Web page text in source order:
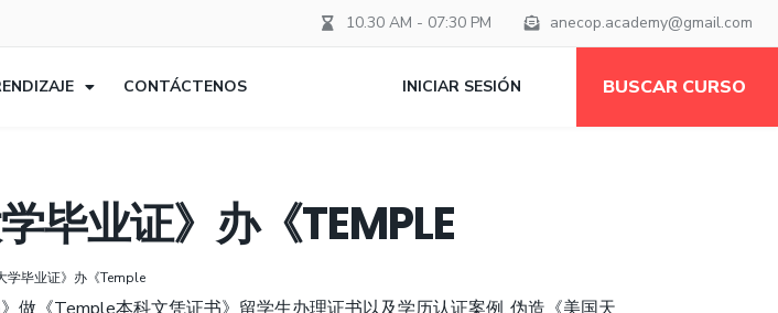
10.30 AM - 07:30 PM anecop.academy@gmail.com
CONTÁCTENOS INICIAR SESIÓN BUSCAR CURSO
毕业证》办《TEMPLE
学毕业证》办《Temple